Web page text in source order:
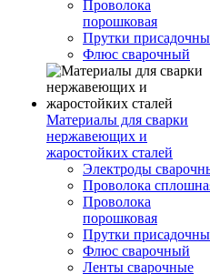
Проволока
порошковая
Прутки
Флюс сварочный
Материалы для сварки
нержавеющих и
жаростойких сталей
Электроды
Проволока
Проволока
порошковая
Прутки
Флюс сварочный
Ленты сварочные